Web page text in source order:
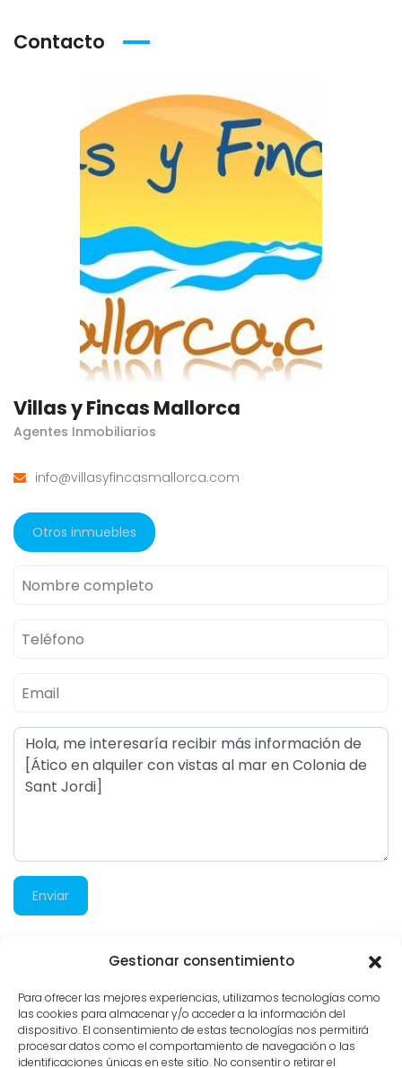
Gestionar consentimiento
Para ofrecer las mejores experiencias, utilizamos tecnologías como
las cookies para almacenar y/o acceder a la información del
dispositivo. El consentimiento de estas tecnologías nos permitirá
procesar datos como el comportamiento de navegación o las
identificaciones únicas en este sitio. No consentir o retirar el
Contacto
Villas y Fincas Mallorca
Agentes Inmobiliarios
info@villasyfincasmallorca.com
Otros inmuebles
Enviar
1.305 visitas